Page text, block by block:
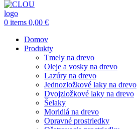
0 items 0,00 €
Domov
Produkty
Tmely na drevo
Oleje a vosky na drevo
Lazúry na drevo
Jednozložkové laky na drevo
Dvojzložkové laky na drevo
Šelaky
Moridlá na drevo
Opravné prostriedky